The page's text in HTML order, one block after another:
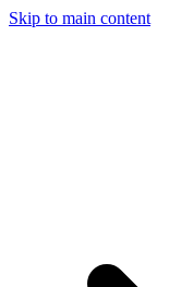
Skip to main content